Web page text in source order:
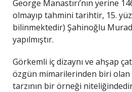
George Manastırı’nın yerine
olmayıp tahmini tarihtir, 15.
bilinmektedir) Şahinoğlu
yapılmıştır.
Görkemli iç dizaynı ve ahşap
özgün mimarilerinden biri olan
tarzının bir örneği